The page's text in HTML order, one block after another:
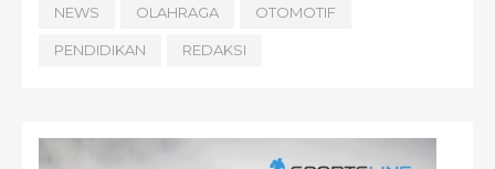
NEWS OLAHRAGA OTOMOTIF
PENDIDIKAN REDAKSI